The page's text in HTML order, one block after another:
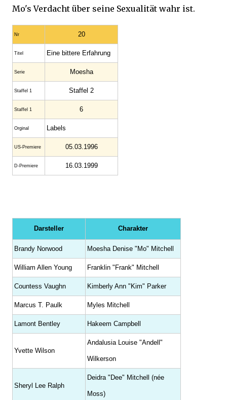
Mo's Verdacht über seine Sexualität wahr ist.
Nr 20
Titel Eine bittere Erfahrung
Serie Moesha
Staffel 1 Staffel 2
Staffel 1 6
Orginal Labels
US-Premiere 05.03.1996
D-Premiere 16.03.1999
Darsteller Charakter
Brandy Norwood Moesha Denise "Mo" Mitchell
William Allen Young Franklin "Frank" Mitchell
Countess Vaughn Kimberly Ann "Kim" Parker
Marcus T. Paulk Myles Mitchell
Lamont Bentley Hakeem Campbell
Yvette Wilson
Andalusia Louise "Andell"
Wilkerson
Sheryl Lee Ralph
Deidra "Dee" Mitchell (née
Moss)